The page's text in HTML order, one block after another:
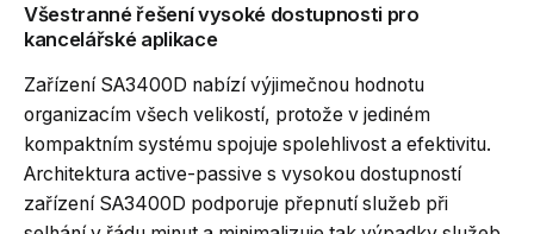
Všestranné řešení vysoké dostupnosti pro
kancelářské aplikace
Zařízení SA3400D nabízí výjimečnou hodnotu
organizacím všech velikostí, protože v jediném
kompaktním systému spojuje spolehlivost a efektivitu.
Architektura active-passive s vysokou dostupností
zařízení SA3400D podporuje přepnutí služeb při